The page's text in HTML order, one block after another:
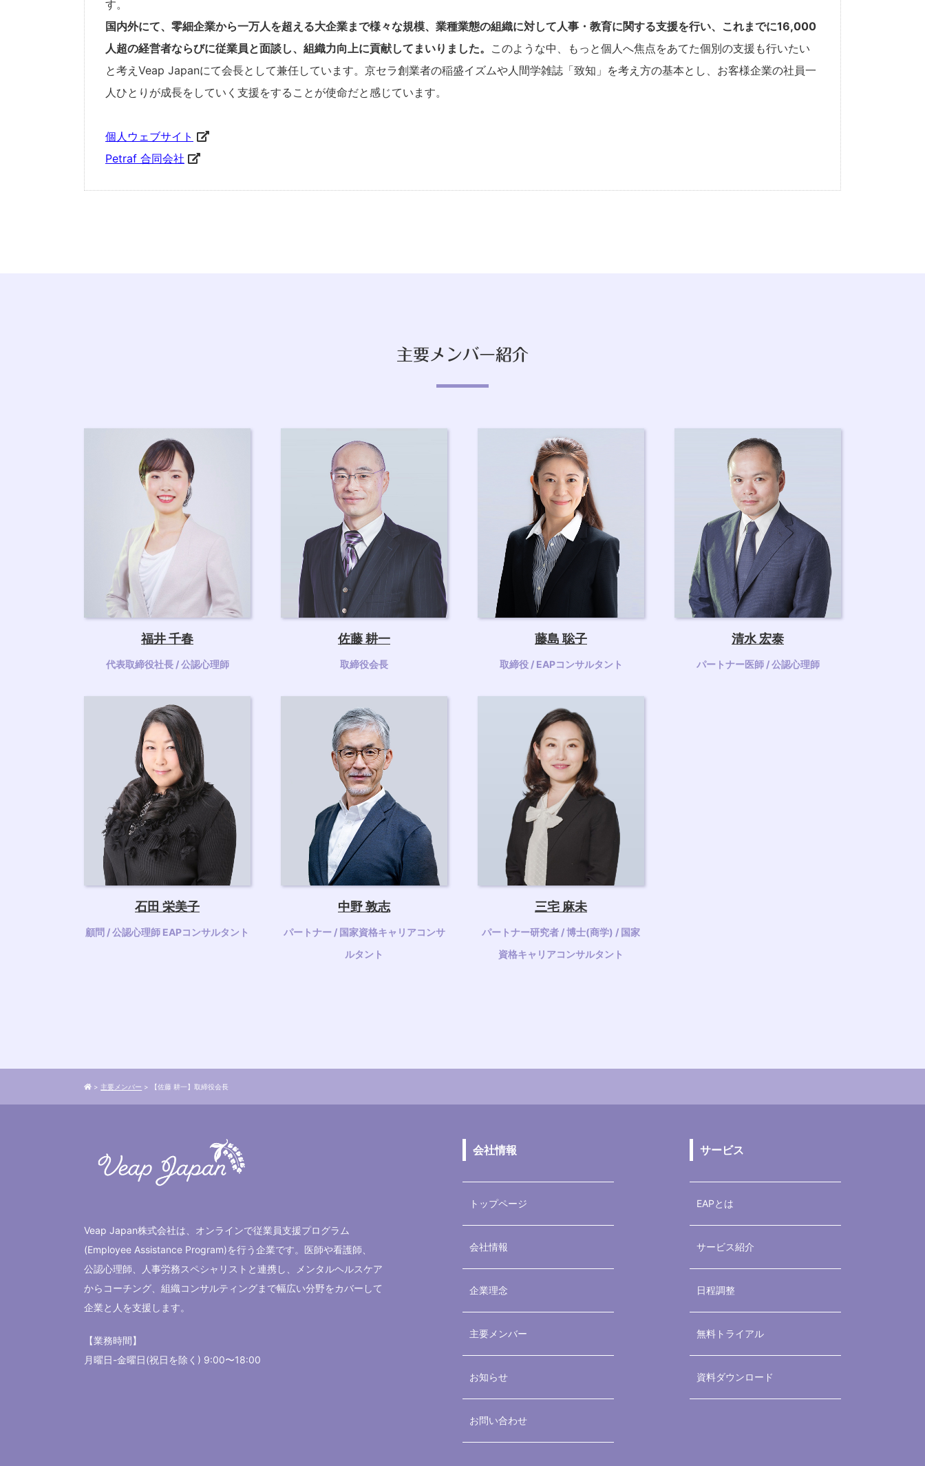
す。
国内外にて、零細企業から一万人を超える大企業まで様々な規模、業種業態の組織に対して人事・教育に関する支援を行い、これまでに16,000
人超の経営者ならびに従業員と面談し、組織力向上に貢献してまいりました。 このような中、もっと個人へ焦点をあてた個別の支援も行いたい
と考えVeap Japanにて会長として兼任しています。京セラ創業者の稲盛イズムや人間学雑誌「致知」を考え方の基本とし、お客様企業の社員一
人ひとりが成長をしていく支援をすることが使命だと感じています。
個人ウェブサイト
Petraf 合同会社
主要メンバー紹介
福井 千春
代表取締役社長 / 公認心理師
佐藤 耕一
取締役会長
藤島 聡子
取締役 / EAPコンサルタント
清水 宏泰
パートナー医師 / 公認心理師
石田 栄美子
顧問 / 公認心理師 EAPコンサルタント
中野 敦志
パートナー / 国家資格キャリアコンサ
ルタント
三宅 麻未
パートナー研究者 / 博士(商学) / 国家
資格キャリアコンサルタント
> 主要メンバー > 【佐藤 耕一】取締役会長
Veap Japan株式会社は、オンラインで従業員支援プログラム
(Employee Assistance Program)を行う企業です。 医師や看護師、
公認心理師、 人事労務スペシャリスト と連携し、
メンタルヘルスケア
から コーチング、 組織コンサルティングまで幅広い分野をカバーして
企業と人を支援します。
【業務時間】
月曜日-金曜日(祝日を除く) 9:00〜18:00
会社情報
トップページ
会社情報
企業理念
主要メンバー
お知らせ
お問い合わせ
サービス
EAPとは
サービス紹介
日程調整
無料トライアル
資料ダウンロード